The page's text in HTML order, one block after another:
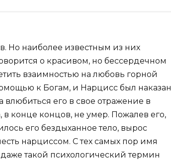
Но наиболее известным из них
о красивом, но бессердечном
взаимностью на любовь горной
к Богам, и Нарцисс был наказан
влюбиться его в свое отражение в
в конце концов, не умер. Пожалев его,
его бездыханное тело, вырос
нарциссом. С тех самых пор имя
такой психологический термин